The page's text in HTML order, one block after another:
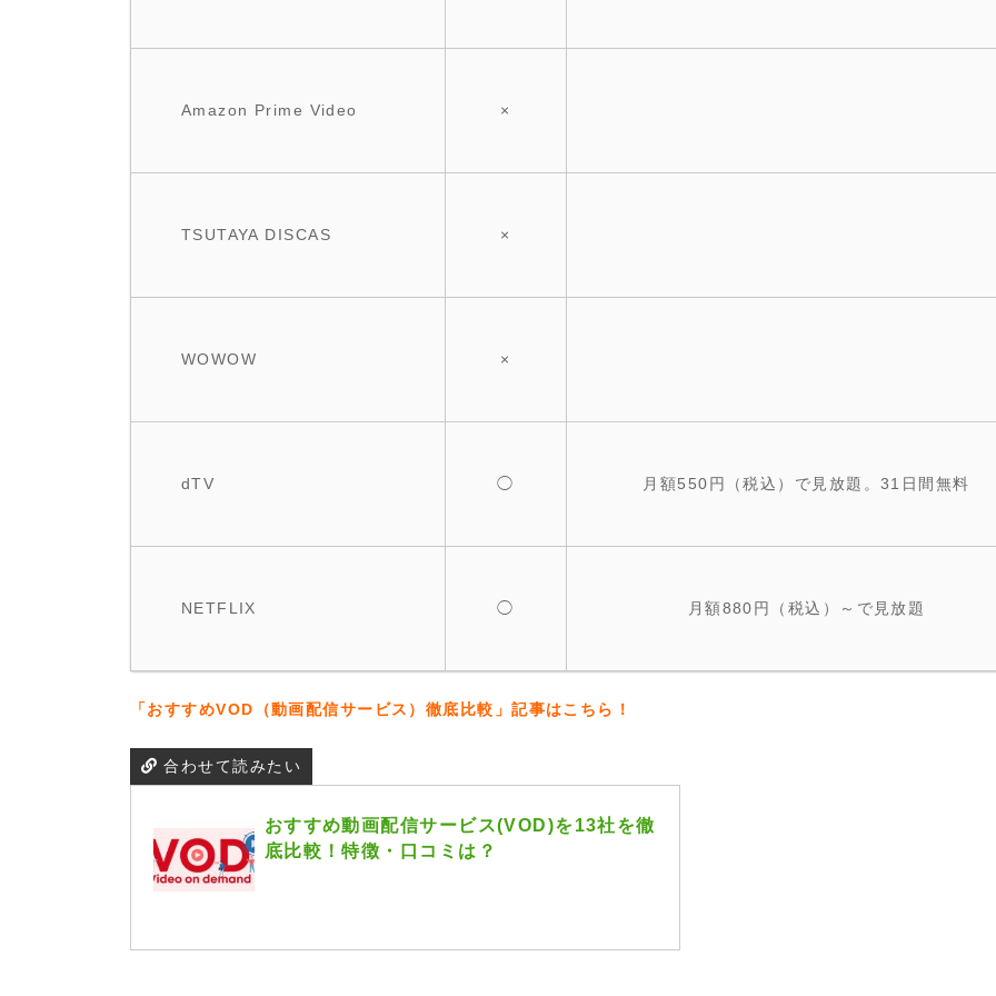
Amazon Prime Video ×
TSUTAYA DISCAS ×
WOWOW ×
dTV ◯ 月額550円（税込）で見放題。31日間無料
NETFLIX ◯ 月額880円（税込）～で見放題
「おすすめVOD（動画配信サービス）徹底比較」記事はこちら！
合わせて読みたい
おすすめ動画配信サービス(VOD)を13社を徹
底比較！特徴・口コミは？